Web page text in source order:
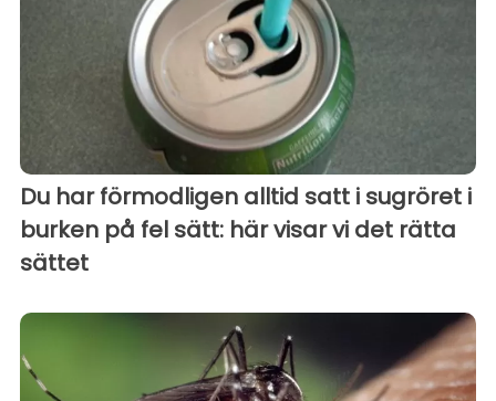
Du har förmodligen alltid satt i sugröret i
burken på fel sätt: här visar vi det rätta
sättet